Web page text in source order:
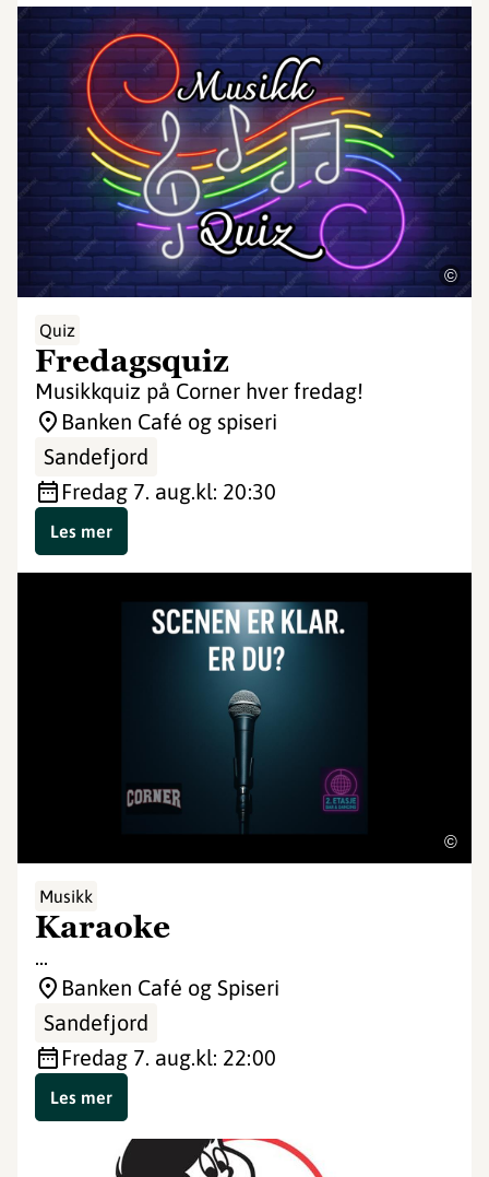
©
Quiz
Fredagsquiz
Musikkquiz på Corner hver fredag!
Banken Café og spiseri
Sandefjord
fredag 7. aug.kl: 20:30
Les mer
©
Musikk
Karaoke
...
Banken Café og Spiseri
Sandefjord
fredag 7. aug.kl: 22:00
Les mer